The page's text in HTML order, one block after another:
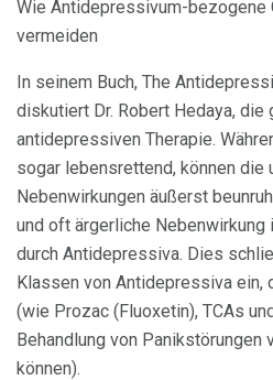
Wie Antidepressivum-bezogene
vermeiden
In seinem Buch, The
diskutiert Dr. Robert Hedaya,
antidepressiven Therapie.
sogar lebensrettend, können die
Nebenwirkungen äußerst
und oft ärgerliche
durch Antidepressiva. Dies
Klassen von Antidepressiva ein,
(wie Prozac (Fluoxetin), TCAs
Behandlung von Panikstörungen
können).